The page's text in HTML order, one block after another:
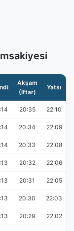
Akşam
(İftar)
Yatsı
20:35 22:10
20:34 22:09
20:33 22:08
20:32 22:06
20:31 22:05
20:30 22:03
20:29 22:02